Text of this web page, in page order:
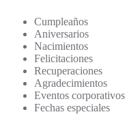
Cumpleaños
Aniversarios
Nacimientos
Felicitaciones
Recuperaciones
Agradecimientos
Eventos corporativos
Fechas especiales